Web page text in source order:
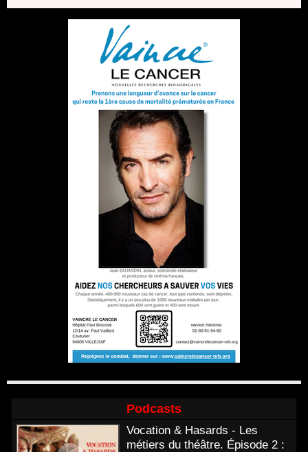
Podcasts
Vocation & Hasards - Les
métiers du théâtre. Épisode 2 :